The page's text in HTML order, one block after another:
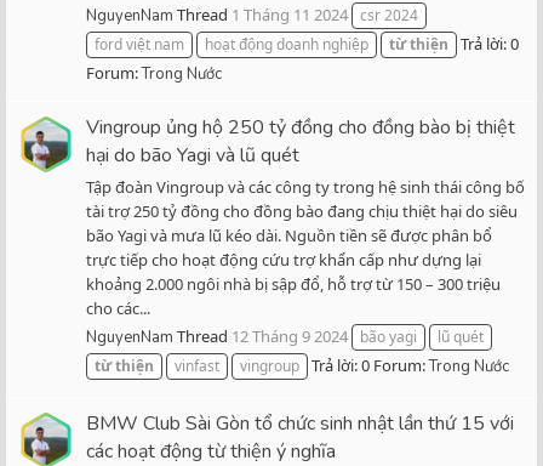
NguyenNam Thread 1 Tháng 11 2024 csr 2024
ford việt nam
hoạt động doanh nghiệp từthiện
Trả lời: 0
Forum:Trong Nước
Vingroup ủng hộ 250 tỷ đồng cho đồng bào bị thiệt
hại do bão Yagi và lũ quét
Tập đoàn Vingroup và các công ty trong hệ sinh thái công bố
tài trợ 250 tỷ đồng cho đồng bào đang chịu thiệt hại do siêu
bão Yagi và mưa lũ kéo dài. Nguồn tiền sẽ được phân bổ
trực tiếp cho hoạt động cứu trợ khẩn cấp như dựng lại
khoảng 2.000 ngôi nhà bị sập đổ, hỗ trợ từ 150 – 300 triệu
cho các...
NguyenNam Thread 12 Tháng 9 2024 bão yagi
lũ quét
từthiện vinfast vingroup Trả lời: 0 Forum:Trong Nước
BMW Club Sài Gòn tổ chức sinh nhật lần thứ 15 với
các hoạt động từ thiện ý nghĩa